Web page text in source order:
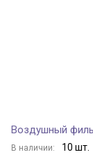
Воздушный
В наличии: 10 шт.